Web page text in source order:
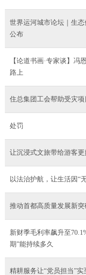
世界运河城市论坛｜生
公布
【论道书画·专家谈】
路上
住总集团工会帮助受灾
处罚
让沉浸式文旅带给游客
以法治护航，让生活因“
推动首都高质量发展新
新财季毛利率飙升至
期”能持续多久
精耕服务让“党员担当”实